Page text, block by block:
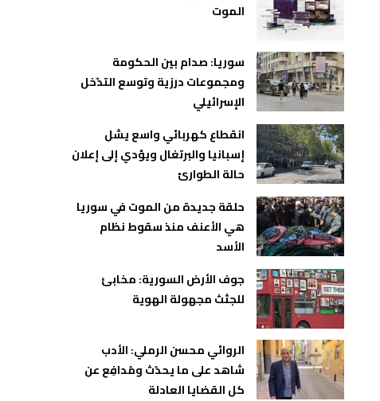
الموت
سوريا: صدام بين الحكومة
ومجموعات درزية وتوسع التدّخل
الإسرائيلي
انقطاع كهربائي واسع يشل
إسبانيا والبرتغال ويؤدي إلى إعلان
حالة الطوارئ
حلقة جديدة من الموت في سوريا
هي الأعنف منذ سقوط نظام
الأسد
جوف الأرض السورية: مخابئ
للجثث مجهولة الهوية
الروائي محسن الرملي: الأدب
شاهد على ما يحدُث ومُدافِع عن
كل القضايا العادلة